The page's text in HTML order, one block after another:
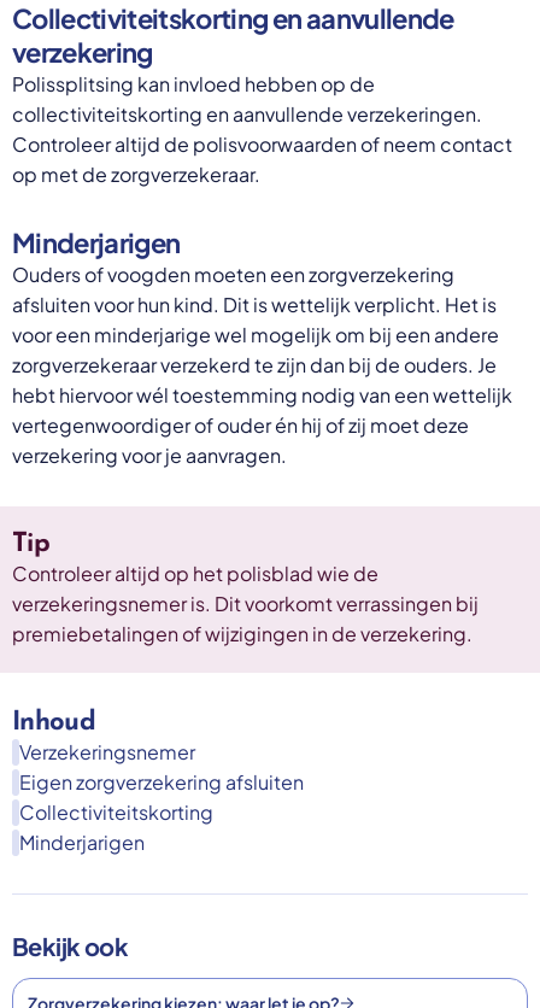
Collectiviteitskorting en aanvullende
verzekering
Polissplitsing kan invloed hebben op de
collectiviteitskorting en aanvullende verzekeringen.
Controleer altijd de polisvoorwaarden of neem contact
op met de zorgverzekeraar.
Minderjarigen
Ouders of voogden moeten een zorgverzekering
afsluiten voor hun kind. Dit is wettelijk verplicht. Het is
voor een minderjarige wel mogelijk om bij een andere
zorgverzekeraar verzekerd te zijn dan bij de ouders. Je
hebt hiervoor wél toestemming nodig van een wettelijk
vertegenwoordiger of ouder én hij of zij moet deze
verzekering voor je aanvragen.
Tip
Controleer altijd op het polisblad wie de
verzekeringsnemer is. Dit voorkomt verrassingen bij
premiebetalingen of wijzigingen in de verzekering.
Inhoud
Verzekeringsnemer
Eigen zorgverzekering afsluiten
Collectiviteitskorting
Minderjarigen
Bekijk ook
Zorgverzekering kiezen: waar let je op?